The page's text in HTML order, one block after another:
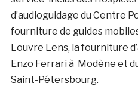
d’audioguidage du Centre
fourniture de guides
Louvre Lens, la fourniture
Enzo Ferrari à Modène et
Saint-Pétersbourg.